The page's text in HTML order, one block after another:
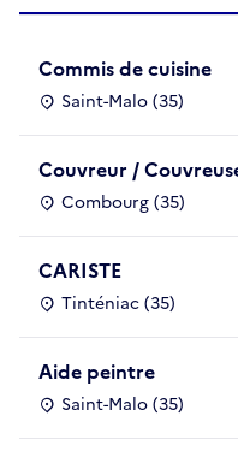
Commis de cuisine
Saint-Malo (35)
Couvreur /
Combourg (35)
CARISTE
Tinténiac (35)
Aide peintre
Saint-Malo (35)